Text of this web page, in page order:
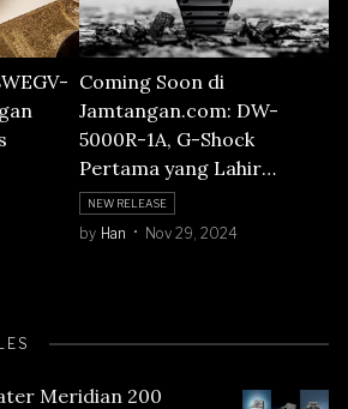
Coming Soon di
Jamtangan.com: DW-
5000R-1A, G-Shock
Pertama yang Lahir
Kembali
NEW RELEASE
by Han Nov 29, 2024
Meridian 200